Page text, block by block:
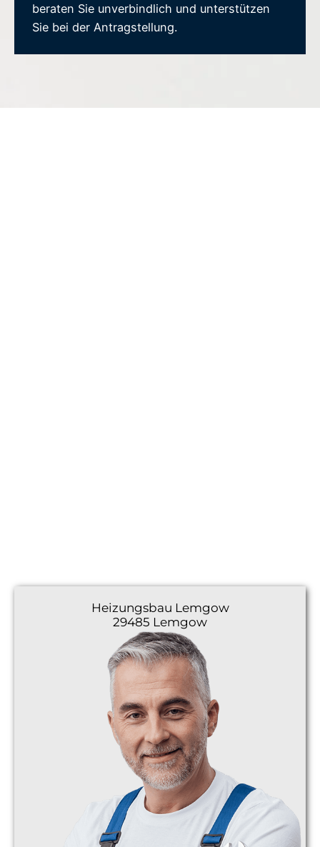
beraten Sie unverbindlich und unterstützen
Sie bei der Antragstellung.
Heizungsbau Lemgow
29485 Lemgow